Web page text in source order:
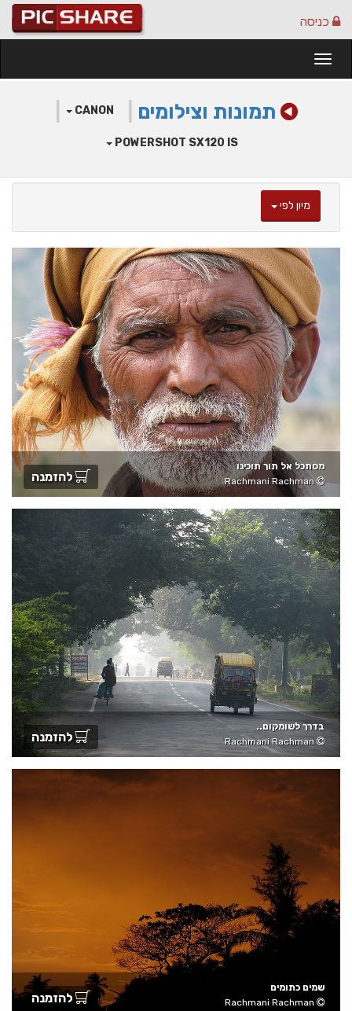
כניסה
תמונות וצילומים CANON
POWERSHOT SX120 IS
מיון לפי
מסתכל אל תוך תוכינו
Rachmani Rachman
להזמנה
בדרך לשומקום..
Rachmani Rachman
להזמנה
שמים כתומים
Rachmani Rachman
להזמנה